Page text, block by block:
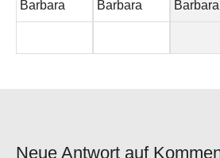
Barbara Barbara Barbara
Neue Antwort auf